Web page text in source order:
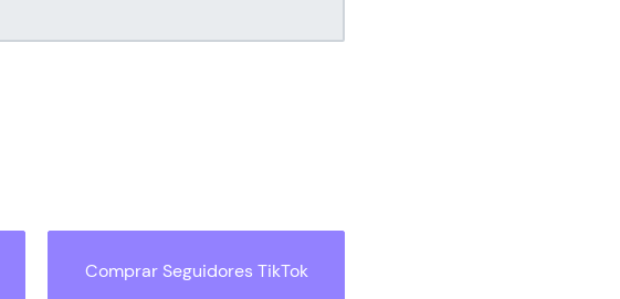
Comprar Seguidores TikTok